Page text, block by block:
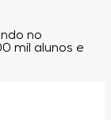
no
mil alunos e